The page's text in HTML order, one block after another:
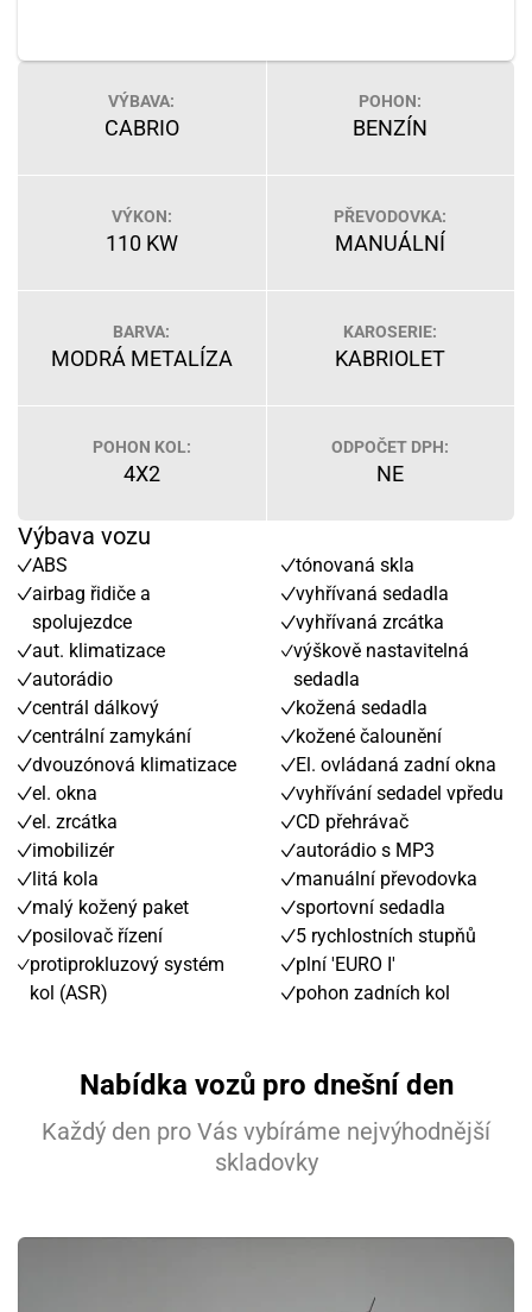
VÝBAVA:
CABRIO
POHON:
BENZÍN
VÝKON:
110 KW
PŘEVODOVKA:
MANUÁLNÍ
BARVA:
MODRÁ METALÍZA
KAROSERIE:
KABRIOLET
POHON KOL:
4X2
ODPOČET DPH:
NE
Výbava vozu
ABS
airbag řidiče a
spolujezdce
aut. klimatizace
autorádio
centrál dálkový
centrální zamykání
dvouzónová klimatizace
el. okna
el. zrcátka
imobilizér
litá kola
malý kožený paket
posilovač řízení
protiprokluzový systém
kol (ASR)
tónovaná skla
vyhřívaná sedadla
vyhřívaná zrcátka
výškově nastavitelná
sedadla
kožená sedadla
kožené čalounění
El. ovládaná zadní okna
vyhřívání sedadel vpředu
CD přehrávač
autorádio s MP3
manuální převodovka
sportovní sedadla
5 rychlostních stupňů
plní 'EURO I'
pohon zadních kol
Nabídka vozů pro dnešní den
Každý den pro Vás vybíráme nejvýhodnější
skladovky